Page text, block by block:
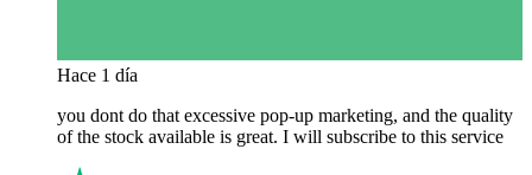
Hace 1 día
you dont do that excessive pop-up marketing, and the quality
of the stock available is great. I will subscribe to this service